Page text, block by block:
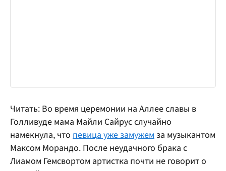
Читать: Во время церемонии на Аллее славы в
Голливуде мама Майли Сайрус случайно
намекнула, что певица уже замужем за музыкантом
Максом Морандо. После неудачного брака с
Лиамом Гемсвортом артистка почти не говорит о